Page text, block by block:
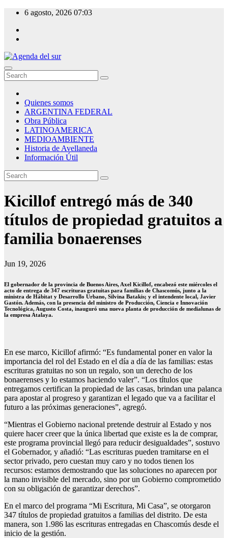
Skip
content
6 agosto, 2026 07:03
Agenda del sur
Quienes somos
ARGENTINA FEDERAL
Obra Pública
LATINOAMERICA
MEDIOAMBIENTE
Historia de Avellaneda
Información Útil
Kicillof entregó más de 340
títulos de propiedad gratuitos a
familia bonaerenses
Jun 19, 2026
El gobernador de la provincia de Buenos Aires, Axel Kicillof, encabezó este miércoles el
acto de entrega de 347 escrituras gratuitas para familias de Chascomús, junto a la
ministra de Hábitat y Desarrollo Urbano, Silvina Batakis; y el intendente local, Javier
Gastón. Además, con la presencia del ministro de Producción, Ciencia e Innovación
Tecnológica, Augusto Costa, inauguró una nueva planta de producción de medialunas de
la empresa Atalaya.
En ese marco, Kicillof afirmó: “Es fundamental poner en valor la
importancia del rol del Estado en el día a día de las familias: estas
escrituras gratuitas no son un regalo, son un derecho de los
bonaerenses y lo estamos haciendo valer”. “Los títulos que
entregamos certifican la propiedad de las casas, brindan una palanca
para apostar al progreso y garantizan el legado que va a facilitar el
futuro a las próximas generaciones”, agregó.
“Mientras el Gobierno nacional pretende destruir al Estado y nos
quiere hacer creer que la única libertad que existe es la de comprar,
este programa provincial llegó para reducir desigualdades”, sostuvo
el Gobernador, y añadió: “Las escrituras pueden tramitarse en el
sector privado, pero cuestan muy caro y no todos tienen los
recursos: estamos demostrando que las soluciones no aparecen por
la mano invisible del mercado, sino por un Gobierno comprometido
con su obligación de garantizar derechos”.
En el marco del programa “Mi Escritura, Mi Casa”, se otorgaron
347 títulos de propiedad gratuitos a familias del distrito. De esta
manera, son 1.986 las escrituras entregadas en Chascomús desde el
inicio de la gestión.